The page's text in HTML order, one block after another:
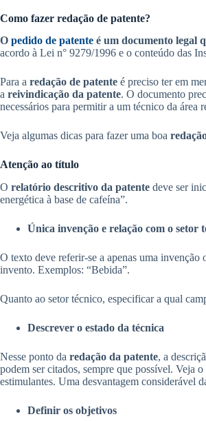
Como fazer redação de patente?
O pedido de patente é um documento legal
acordo à Lei n° 9279/1996 e o conteúdo das
Para a redação de patente é preciso ter em
a reivindicação da patente. O documento
necessários para permitir a um técnico da área
Veja algumas dicas para fazer uma boa
Atenção ao título
O relatório descritivo da patente deve ser
energética à base de cafeína”.
Única invenção e relação com o setor
O texto deve referir-se a apenas uma
invento. Exemplos: “Bebida”.
Quanto ao setor técnico, especificar a qual
Descrever o estado da técnica
Nesse ponto da redação da patente, a
podem ser citados, sempre que possível. Veja
estimulantes. Uma desvantagem considerável
Definir os objetivos